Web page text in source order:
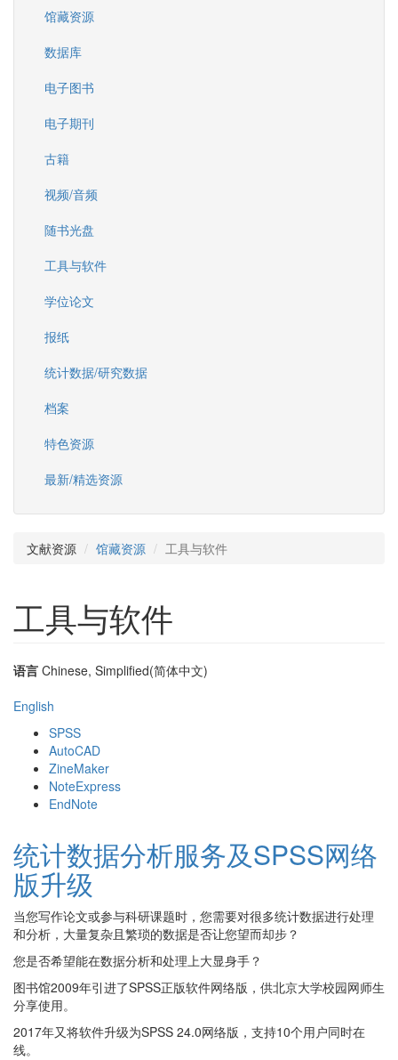
馆藏资源
数据库
电子图书
电子期刊
古籍
视频/音频
随书光盘
工具与软件
学位论文
报纸
统计数据/研究数据
档案
特色资源
最新/精选资源
文献资源 馆藏资源 工具与软件
工具与软件
语言 Chinese, Simplified(简体中文)
English
SPSS
AutoCAD
ZineMaker
NoteExpress
EndNote
统计数据分析服务及SPSS网络
版升级
当您写作论文或参与科研课题时，您需要对很多统计数据进行处理
和分析，大量复杂且繁琐的数据是否让您望而却步？
您是否希望能在数据分析和处理上大显身手？
图书馆2009年引进了SPSS正版软件网络版，供北京大学校园网师生
分享使用。
2017年又将软件升级为SPSS 24.0网络版，支持10个用户同时在
线。